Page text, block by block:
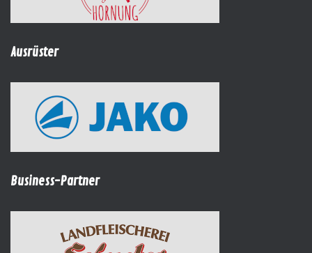
Ausrüster
Business-Partner